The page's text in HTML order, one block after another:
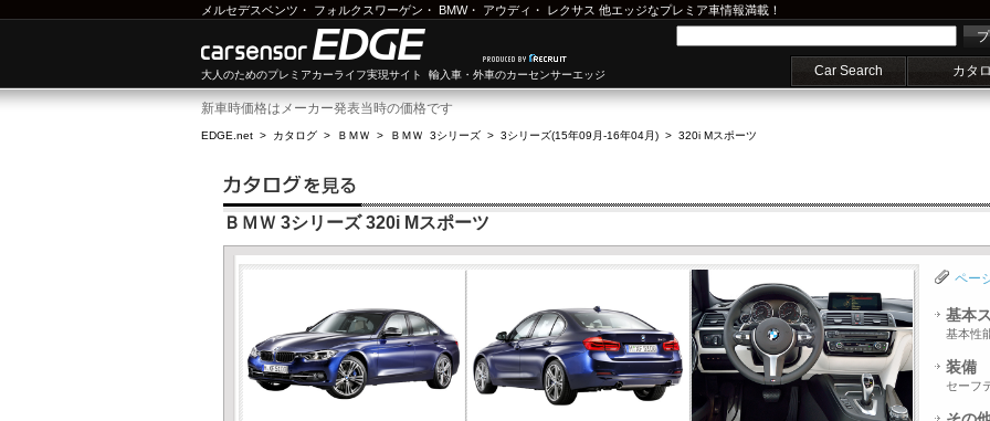
メルセデスベンツ ・ フォルクスワーゲン ・ BMW・ アウディ ・ レクサス 他エッジなプレミア車情報満載！
大人のためのプレミアカーライフ実現サイト 輸入車・外車のカーセンサーエッジ Car Search カタ
新車時価格はメーカー発表当時の価格です
EDGE.net > カタログ > ＢＭＷ > ＢＭＷ 3シリーズ > 3シリーズ(15年09月-16年04月) > 320i Mスポーツ
ＢＭＷ 3シリーズ 320i Mスポーツ
ペー
基本
基本性
装備
セーフ